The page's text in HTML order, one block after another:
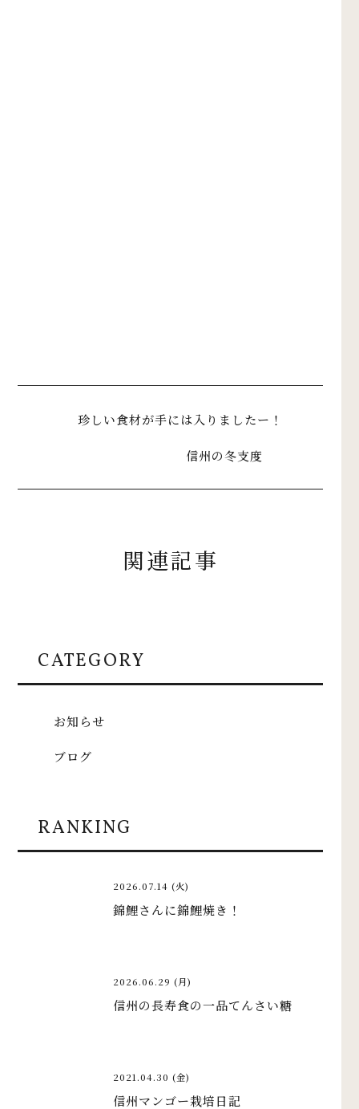
珍しい食材が手には入りましたー！
信州の冬支度
関連記事
CATEGORY
お知らせ
ブログ
RANKING
2026.07.14 (火)
錦鯉さんに錦鯉焼き！
2026.06.29 (月)
信州の長寿食の一品てんさい糖
2021.04.30 (金)
信州マンゴー栽培日記